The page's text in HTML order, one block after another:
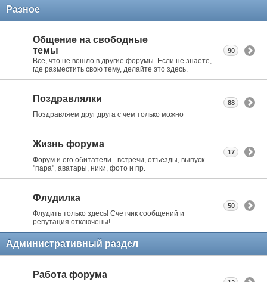
Разное
Общение на свободные
темы
Все, что не вошло в другие форумы. Если не знаете,
где разместить свою тему, делайте это здесь.
90
Поздравлялки
Поздравляем друг друга с чем только можно
88
Жизнь форума
Форум и его обитатели - встречи, отъезды, выпуск
"пара", аватары, ники, фото и пр.
17
Флудилка
Флудить только здесь! Счетчик сообщений и
репутация отключены!
50
Административный раздел
Работа форума